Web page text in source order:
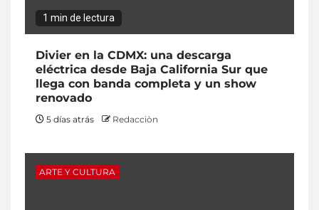
1 min de lectura
Divier en la CDMX: una descarga
eléctrica desde Baja California Sur que
llega con banda completa y un show
renovado
5 días atrás Redacciòn
ARTE Y CULTURA